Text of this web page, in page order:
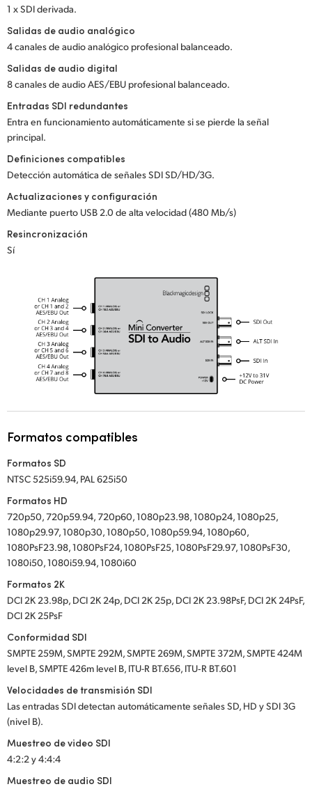
Singapore
South Africa
Sweden
Turkey
UAE
United States
1 x SDI derivada.
Salidas de audio analógico
4 canales de audio analógico profesional balanceado.
Salidas de audio digital
8 canales de audio AES/EBU profesional balanceado.
Entradas SDI redundantes
Entra en funcionamiento automáticamente si se pierde la señal
principal.
Definiciones compatibles
Detección automática de señales SDI SD/HD/3G.
Actualizaciones y configuración
Mediante puerto USB 2.0 de alta velocidad (480 Mb/s)
Resincronización
Sí
Formatos compatibles
Formatos SD
NTSC 525i59.94, PAL 625i50
Formatos HD
720p50, 720p59.94, 720p60, 1080p23.98, 1080p24, 1080p25,
1080p29.97, 1080p30, 1080p50, 1080p59.94, 1080p60,
1080PsF23.98, 1080PsF24, 1080PsF25, 1080PsF29.97, 1080PsF30,
1080i50, 1080i59.94, 1080i60
Formatos 2K
DCI 2K 23.98p, DCI 2K 24p, DCI 2K 25p, DCI 2K 23.98PsF, DCI 2K 24PsF,
DCI 2K 25PsF
Conformidad SDI
SMPTE 259M, SMPTE 292M, SMPTE 269M, SMPTE 372M, SMPTE 424M
level B, SMPTE 426m level B, ITU-R BT.656, ITU‑R BT.601
Velocidades de transmisión SDI
Las entradas SDI detectan automáticamente señales SD, HD y SDI 3G
(nivel B).
Muestreo de video SDI
4:2:2 y 4:4:4
Muestreo de audio SDI